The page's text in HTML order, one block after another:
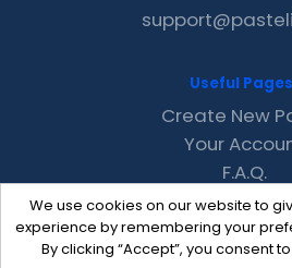
We use cookies on our website to
experience by remembering your
By clicking “Accept”, you consent
Useful Pages
Create New
Your
F.A.Q.
Recent
Contact